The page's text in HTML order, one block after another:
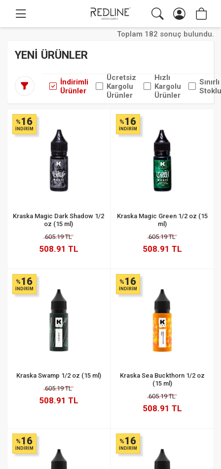
Toplam 182 sonuç bulundu.
YENİ ÜRÜNLER
İndirimli
Ürünler
Ücretsiz
Kargolu
Ürünler
Hızlı
Kargolu
Ürünler
Sınırlı
% 16
İNDİRİM
Kraska Magic Dark Shadow 1/2
oz (15 ml)
605.19 TL
508.91 TL
% 16
İNDİRİM
Kraska Magic Green 1/2 oz (15
ml)
605.19 TL
508.91 TL
% 16
İNDİRİM
Kraska Swamp 1/2 oz (15 ml)
605.19 TL
508.91 TL
% 16
İNDİRİM
Kraska Sea Buckthorn 1/2 oz
(15 ml)
605.19 TL
508.91 TL
% 16
İNDİRİM
% 16
İNDİRİM